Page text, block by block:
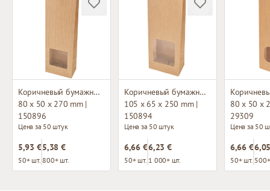
Коричневый бумажный мешок с окном и плоским основанием
80 x 50 x 270 mm |
150896
Цена за 50 штук
5,93 €
50+ шт.
5,38 €
800+ шт.
Коричневый бумажный мешок с окном и плоским основанием
105 x 65 x 250 mm |
150894
Цена за 50 штук
6,66 €
50+ шт.
6,23 €
1 000+ шт.
80 x 50 x
29309
Цена за 50
6,66 €
50+ шт.